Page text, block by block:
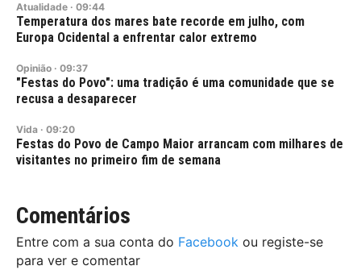
Atualidade · 09:44
Temperatura dos mares bate recorde em julho, com
Europa Ocidental a enfrentar calor extremo
Opinião · 09:37
"Festas do Povo": uma tradição é uma comunidade que se
recusa a desaparecer
Vida · 09:20
Festas do Povo de Campo Maior arrancam com milhares de
visitantes no primeiro fim de semana
Comentários
Entre com a sua conta do Facebook ou registe-se
para ver e comentar